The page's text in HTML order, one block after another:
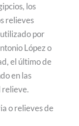
los
relieves
por
López o
el último de
en las
relieve.
o relieves de